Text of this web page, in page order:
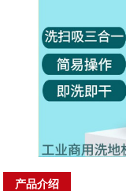
产品介绍